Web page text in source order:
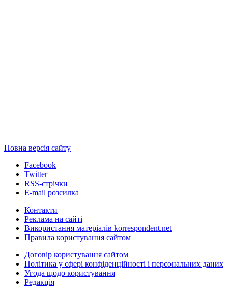
Повна версія сайту
Facebook
Twitter
RSS-стрічки
E-mail розсилка
Контакти
Реклама на сайті
Використання матеріалів korrespondent.net
Правила користування сайтом
Договір користування сайтом
Політика у сфері конфіденційності і персональних даних
Угода щодо користування
Редакція